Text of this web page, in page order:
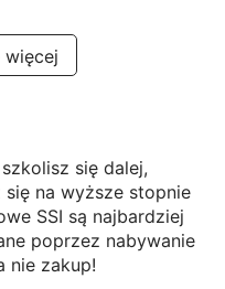
więcej
się dalej,
na wyższe stopnie
SSI są najbardziej
poprzez nabywanie
nie zakup!